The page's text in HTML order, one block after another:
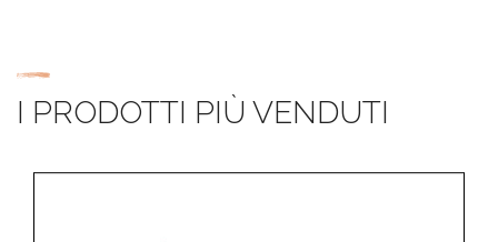
I PRODOTTI PIÙ VENDUTI